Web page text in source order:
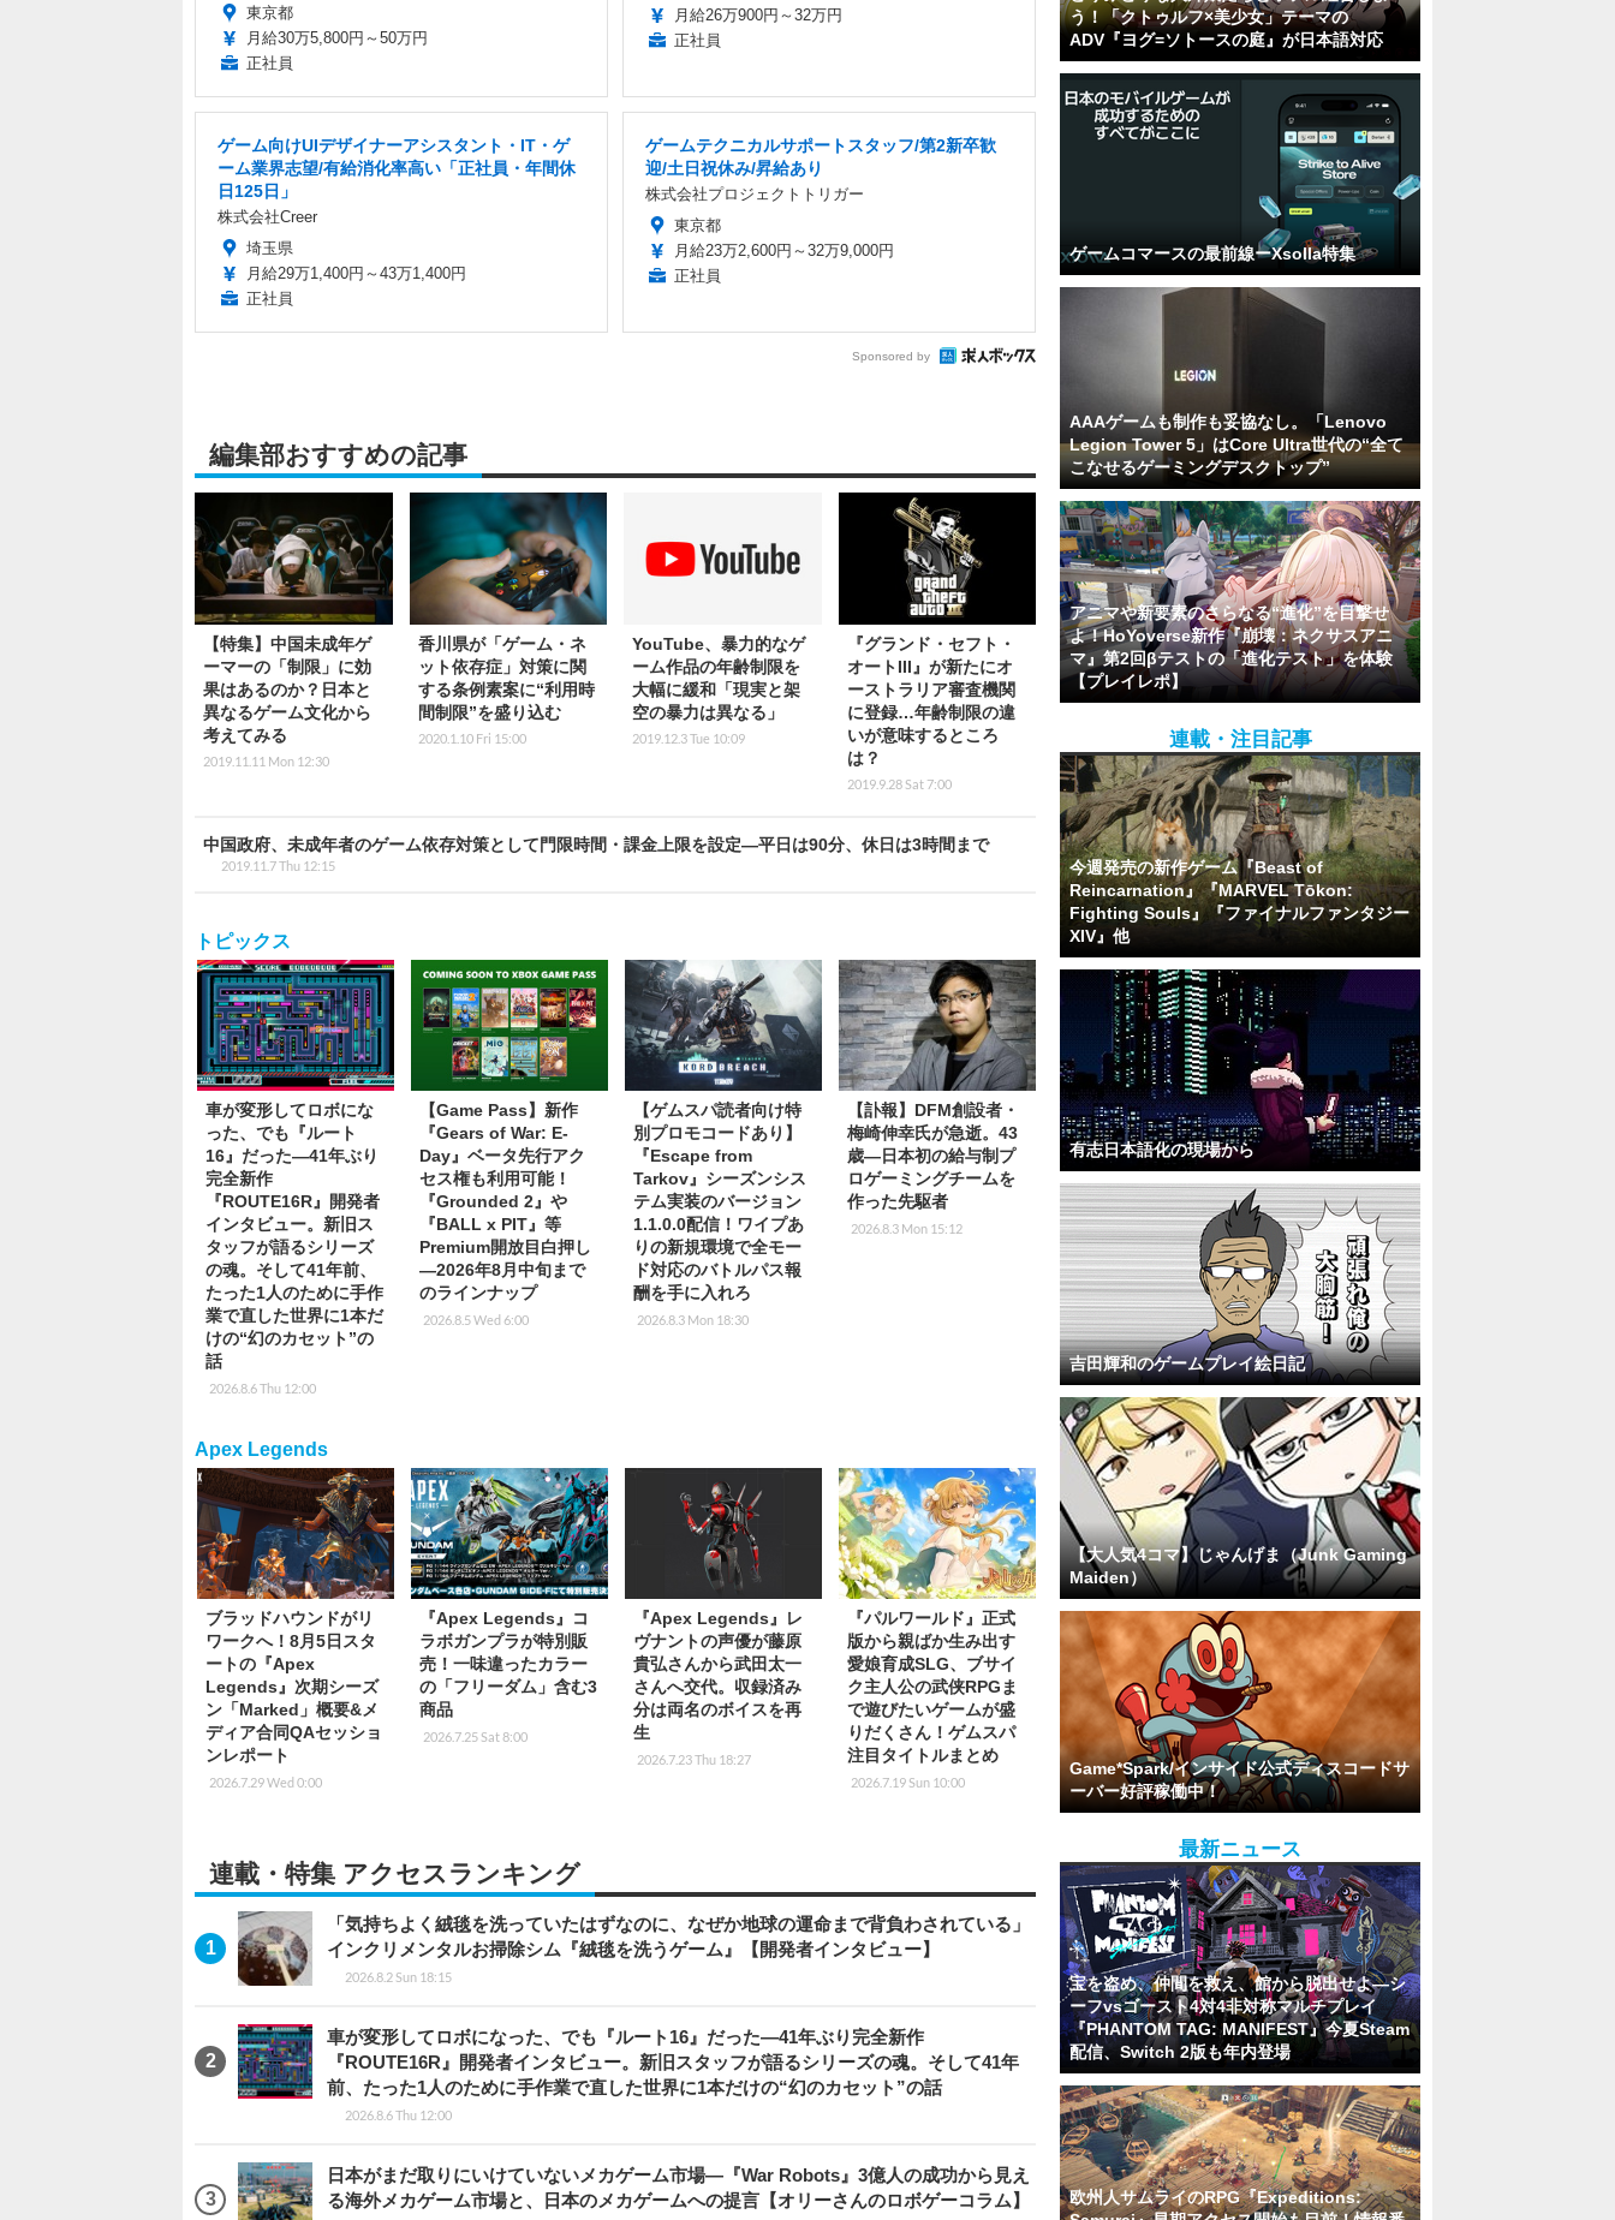
東京都
月給30万5,800円～50万円
正社員
月給26万900円～32万円
正社員
ゲーム向けUIデザイナーアシスタント・IT・ゲ
ーム業界志望/有給消化率高い「正社員・年間休
日125日」
株式会社Creer
埼玉県
月給29万1,400円～43万1,400円
正社員
ゲームテクニカルサポートスタッフ/第2新卒歓
迎/土日祝休み/昇給あり
株式会社プロジェクトトリガー
東京都
月給23万2,600円～32万9,000円
正社員
Sponsored by
編集部おすすめの記事
【特集】中国未成年ゲ
ーマーの「制限」に効
果はあるのか？日本と
異なるゲーム文化から
考えてみる
2019.11.11 Mon 12:30
香川県が「ゲーム・ネ
ット依存症」対策に関
する条例素案に“利用時
間制限”を盛り込む
2020.1.10 Fri 15:00
YouTube、暴力的なゲ
ーム作品の年齢制限を
大幅に緩和「現実と架
空の暴力は異なる」
2019.12.3 Tue 10:09
『グランド・セフト・
オートIII』が新たにオ
ーストラリア審査機関
に登録…年齢制限の違
いが意味するところ
は？
2019.9.28 Sat 7:00
中国政府、未成年者のゲーム依存対策として門限時間・課金上限を設定―平日は90分、休日は3時間まで
2019.11.7 Thu 12:15
トピックス
車が変形してロボにな
った、でも『ルート
16』だった―41年ぶり
完全新作
『ROUTE16R』開発者
インタビュー。新旧ス
タッフが語るシリーズ
の魂。そして41年前、
たった1人のために手作
業で直した世界に1本だ
けの“幻のカセット”の
話
2026.8.6 Thu 12:00
【Game Pass】新作
『Gears of War: E-
Day』ベータ先行アク
セス権も利用可能！
『Grounded 2』や
『BALL x PIT』等
Premium開放目白押し
―2026年8月中旬まで
のラインナップ
2026.8.5 Wed 6:00
【ゲムスパ読者向け特
別プロモコードあり】
『Escape from
Tarkov』シーズンシス
テム実装のバージョン
1.1.0.0配信！ワイプあ
りの新規環境で全モー
ド対応のバトルパス報
酬を手に入れろ
2026.8.3 Mon 18:30
【訃報】DFM創設者・
梅崎伸幸氏が急逝。43
歳―日本初の給与制プ
ロゲーミングチームを
作った先駆者
2026.8.3 Mon 15:12
Apex Legends
ブラッドハウンドがリ
ワークへ！8月5日スタ
ートの『Apex
Legends』次期シーズ
ン「Marked」概要&メ
ディア合同QAセッショ
ンレポート
2026.7.29 Wed 0:00
『Apex Legends』コ
ラボガンプラが特別販
売！一味違ったカラー
の「フリーダム」含む3
商品
2026.7.25 Sat 8:00
『Apex Legends』レ
ヴナントの声優が藤原
貴弘さんから武田太一
さんへ交代。収録済み
分は両名のボイスを再
生
2026.7.23 Thu 18:27
『パルワールド』正式
版から親ばか生み出す
愛娘育成SLG、ブサイ
ク主人公の武侠RPGま
で遊びたいゲームが盛
りだくさん！ゲムスパ
注目タイトルまとめ
2026.7.19 Sun 10:00
連載・特集 アクセスランキング
「気持ちよく絨毯を洗っていたはずなのに、なぜか地球の運命まで背負わされている」
インクリメンタルお掃除シム『絨毯を洗うゲーム』【開発者インタビュー】
2026.8.2 Sun 18:15
車が変形してロボになった、でも『ルート16』だった―41年ぶり完全新作
『ROUTE16R』開発者インタビュー。新旧スタッフが語るシリーズの魂。そして41年
前、たった1人のために手作業で直した世界に1本だけの“幻のカセット”の話
2026.8.6 Thu 12:00
日本がまだ取りにいけていないメカゲーム市場―『War Robots』3億人の成功から見え
る海外メカゲーム市場と、日本のメカゲームへの提言【オリーさんのロボゲーコラム】
う！「クトゥルフ×美少女」テーマの
ADV『ヨグ=ソトースの庭』が日本語対応
ゲームコマースの最前線ーXsolla特集
AAAゲームも制作も妥協なし。「Lenovo
Legion Tower 5」はCore Ultra世代の“全て
こなせるゲーミングデスクトップ”
アニマや新要素のさらなる“進化”を目撃せ
よ！HoYoverse新作『崩壊：ネクサスアニ
マ』第2回βテストの「進化テスト」を体験
【プレイレポ】
連載・注目記事
今週発売の新作ゲーム『Beast of
Reincarnation』『MARVEL Tōkon:
Fighting Souls』『ファイナルファンタジー
XIV』他
有志日本語化の現場から
吉田輝和のゲームプレイ絵日記
【大人気4コマ】じゃんげま（Junk Gaming
Maiden）
Game*Spark/インサイド公式ディスコードサ
ーバー好評稼働中！
最新ニュース
宝を盗め、仲間を救え、館から脱出せよ―シ
ーフvsゴースト4対4非対称マルチプレイ
『PHANTOM TAG: MANIFEST』今夏Steam
配信、Switch 2版も年内登場
欧州人サムライのRPG『Expeditions: